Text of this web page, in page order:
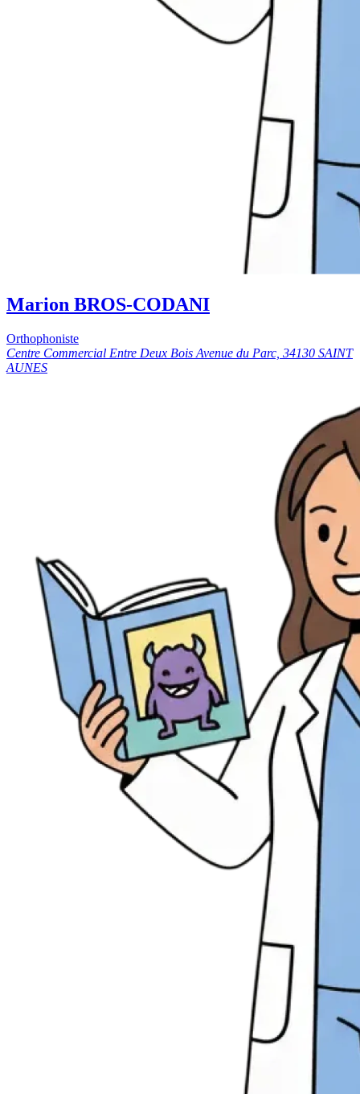
Marion BROS-CODANI
Orthophoniste
Centre Commercial Entre Deux Bois Avenue du Parc, 34130 SAINT
AUNES